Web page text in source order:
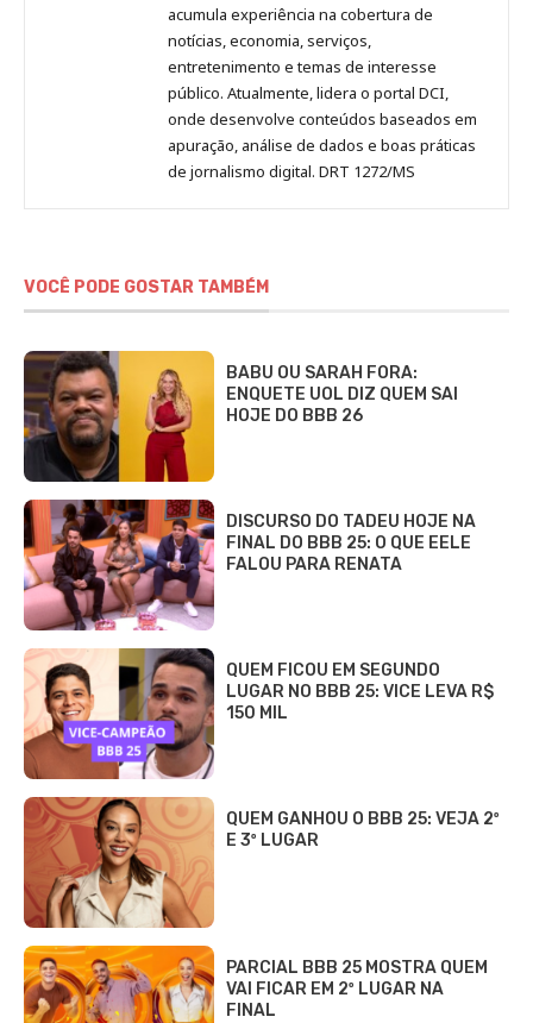
acumula experiência na cobertura de
notícias, economia, serviços,
entretenimento e temas de interesse
público. Atualmente, lidera o portal DCI,
onde desenvolve conteúdos baseados em
apuração, análise de dados e boas práticas
de jornalismo digital. DRT 1272/MS
VOCÊ PODE GOSTAR TAMBÉM
BABU OU SARAH FORA:
ENQUETE UOL DIZ QUEM SAI
HOJE DO BBB 26
DISCURSO DO TADEU HOJE NA
FINAL DO BBB 25: O QUE EELE
FALOU PARA RENATA
QUEM FICOU EM SEGUNDO
LUGAR NO BBB 25: VICE LEVA R$
150 MIL
QUEM GANHOU O BBB 25: VEJA 2º
E 3º LUGAR
PARCIAL BBB 25 MOSTRA QUEM
VAI FICAR EM 2º LUGAR NA
FINAL